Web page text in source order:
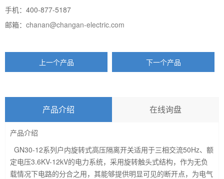
手机：400-877-5187
邮箱： chanan@changan-electric.com
上一个产品 下一个产品
产品介绍 在线询盘
产品介绍
GN30-12系列户内旋转式高压隔离开关适用于三相交流50Hz、额
定电压3.6KV-12kV的电力系统，采用旋转触头式结构，作为无负
载情况下电路的分合之用，其能够提供明显可见的断开点，为电气